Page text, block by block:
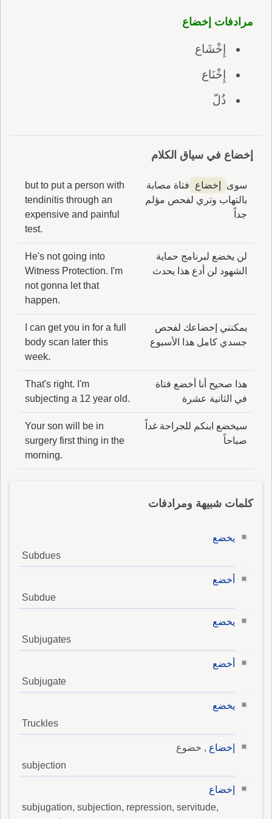
مرادفات إخضاع
إِخْشَاع
إِخْنَاع
ذُلّ
إخضاع في سياق الكلام
سوى إخضاع
فتاة مصابة
بالتهاب وتري لفحص مؤلم
جداً
but to put a person with
tendinitis through an
expensive and painful
test.
لن يخضع لبرنامج حماية
الشهود لن أدع هذا يحدث
He's not going into
Witness Protection. I'm
not gonna let that
happen.
يمكنني إخضاعك لفحص
جسدي كامل هذا الأسبوع
I can get you in for a full
body scan later this
week.
هذا صحيح أنا أخضع فتاة
في الثانية عشرة
That's right. I'm
subjecting a 12 year old.
سيخضع ابنكم للجراحة غداً
صباحاً
Your son will be in
surgery first thing in the
morning.
كلمات شبيهة ومرادفات
يخضع
Subdues
أخضع
Subdue
يخضع
Subjugates
أخضع
Subjugate
يخضع
Truckles
إخضاع , خضوع
subjection
إخضاع
subjugation, subjection, repression, servitude,